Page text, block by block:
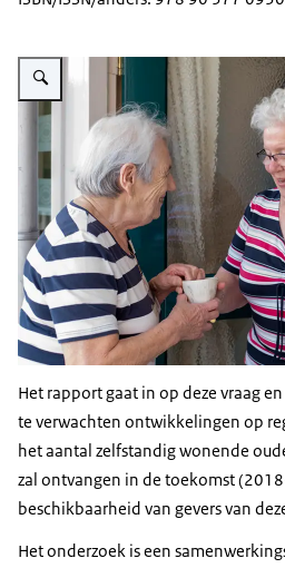
Vergroot afbeelding Toekomstverkenning
Het rapport gaat in op deze vraag
te verwachten ontwikkelingen op
het aantal zelfstandig wonende
zal ontvangen in de toekomst
beschikbaarheid van gevers van
Het onderzoek is een